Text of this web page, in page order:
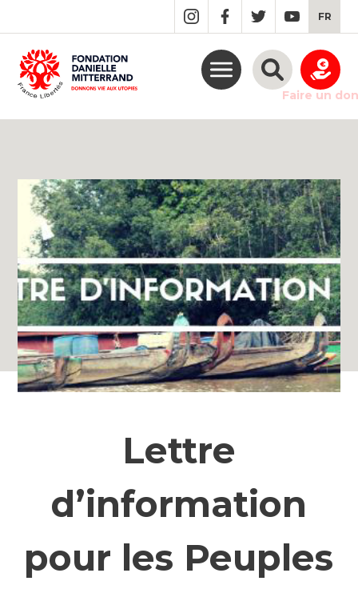
MAIN
CONTENT
FR
Faire un don
Lettre
d’information
pour les Peuples